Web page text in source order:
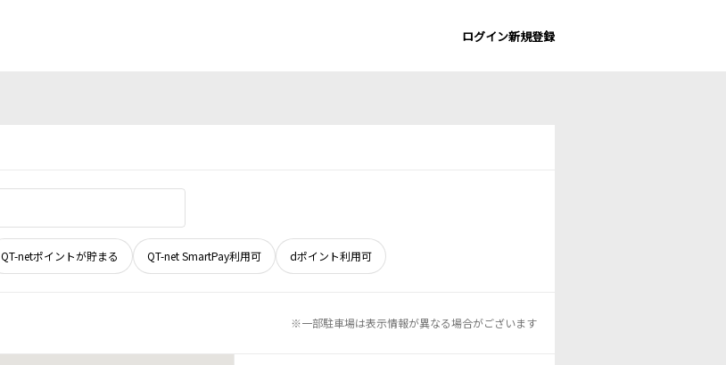
ログイン新規登録
QT-netポイントが貯まる QT-net SmartPay利用可 dポイント利用可
※一部駐車場は表示情報が異なる場合がございます